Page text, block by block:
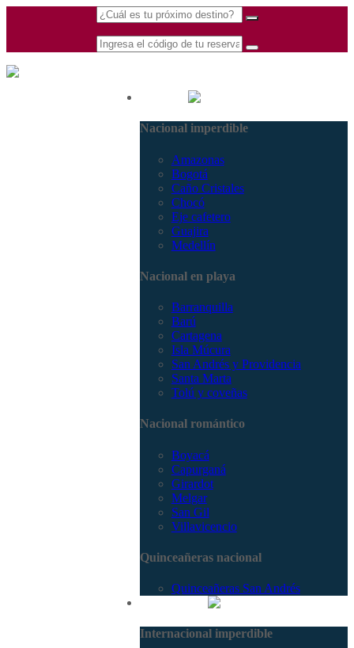
Nacional imperdible
Amazonas
Bogotá
Caño Cristales
Chocó
Eje cafetero
Guajira
Medellín
Nacional en playa
Barranquilla
Barú
Cartagena
Isla Múcura
San Andrés y Providencia
Santa Marta
Tolú y coveñas
Nacional romántico
Boyacá
Capurganá
Girardot
Melgar
San Gil
Villavicencio
Quinceañeras nacional
Quinceañeras San Andrés
Internacional imperdible